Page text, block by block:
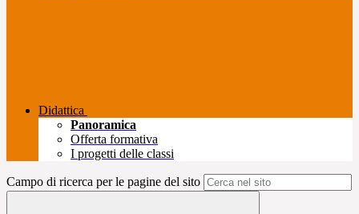
Didattica
Panoramica
Offerta formativa
I progetti delle classi
Campo di ricerca per le pagine del sito